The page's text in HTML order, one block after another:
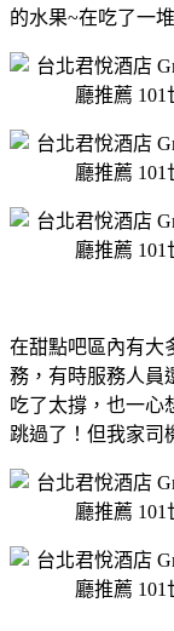
的水果~在吃了一
在甜點吧區內有大
務，有時服務人員
吃了太撐，也一心
跳過了！但我家司